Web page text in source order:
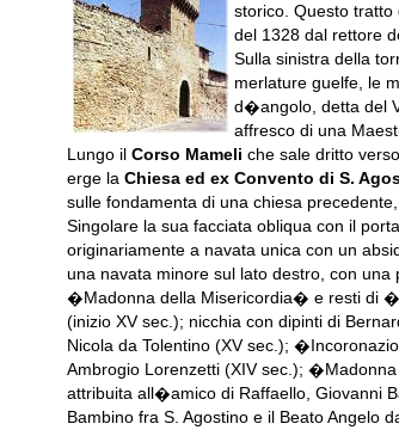
storico. Questo tratto
del 1328 dal rettore
Sulla sinistra della
merlature guelfe, le
d�angolo, detta del
affresco di una
Lungo il Corso Mameli che sale dritto
erge la Chiesa ed ex Convento di S.
sulle fondamenta di una chiesa
Singolare la sua facciata obliqua con il
originariamente a navata unica con un
una navata minore sul lato destro, con una
�Madonna della Misericordia� e resti di
(inizio XV sec.); nicchia con dipinti di
Nicola da Tolentino (XV sec.);
Ambrogio Lorenzetti (XIV sec.);
attribuita all�amico di Raffaello, Giovanni
Bambino fra S. Agostino e il Beato Angelo